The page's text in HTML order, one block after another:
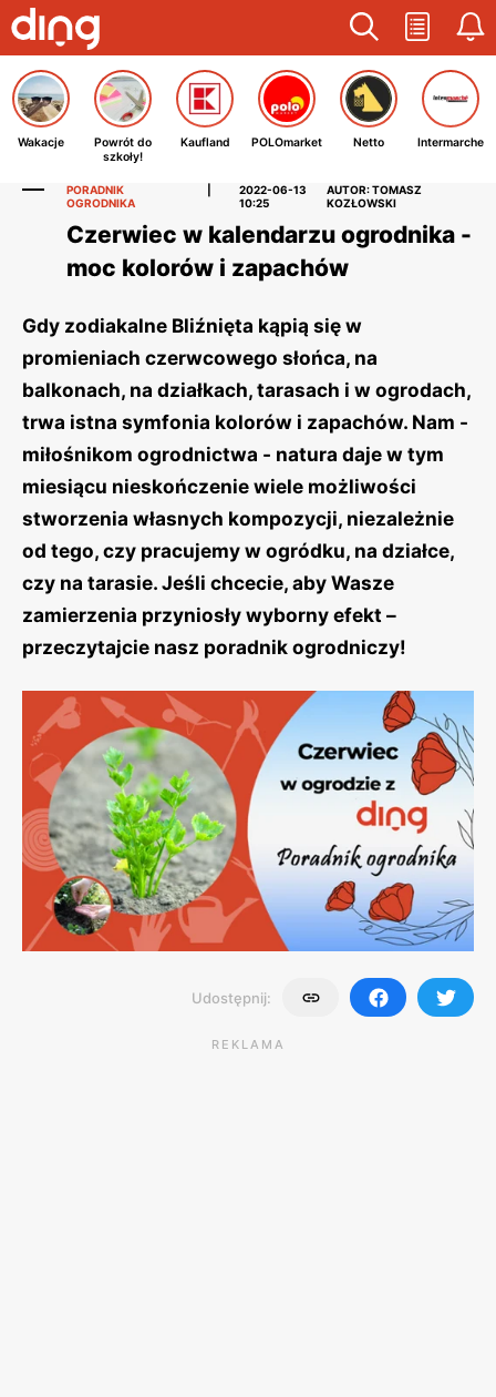
Wakacje
Powrót do
szkoły!
Kaufland POLOmarket Netto Intermarche
PORADNIK
OGRODNIKA
2022-06-13
10:25
AUTOR: TOMASZ
KOZŁOWSKI
Czerwiec w kalendarzu ogrodnika -
moc kolorów i zapachów
Gdy zodiakalne Bliźnięta kąpią się w
promieniach czerwcowego słońca, na
balkonach, na działkach, tarasach i w ogrodach,
trwa istna symfonia kolorów i zapachów. Nam -
miłośnikom ogrodnictwa - natura daje w tym
miesiącu nieskończenie wiele możliwości
stworzenia własnych kompozycji, niezależnie
od tego, czy pracujemy w ogródku, na działce,
czy na tarasie. Jeśli chcecie, aby Wasze
zamierzenia przyniosły wyborny efekt –
przeczytajcie nasz poradnik ogrodniczy!
Udostępnij:
REKLAMA